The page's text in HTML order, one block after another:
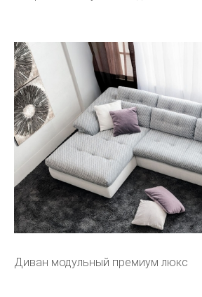
Диван модульный премиум люкс